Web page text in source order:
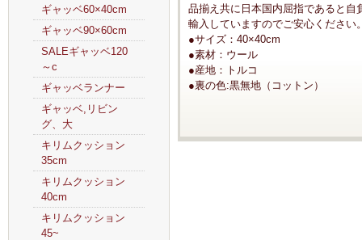
ギャッベ60×40cm
ギャッベ90×60cm
SALEギャッベ120
～c
ギャッベランナー
ギャッベ,リビン
グ、大
キリムクッション
35cm
キリムクッション
40cm
キリムクッション
45~
品揃え共に日本国内屈指であると
輸入していますのでご安心ください
●サイズ：40×40cm
●素材：ウール
●産地：トルコ
●裏の色:黒無地（コットン）